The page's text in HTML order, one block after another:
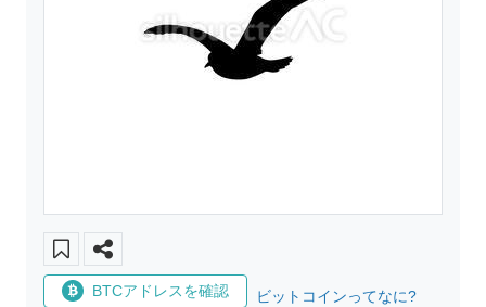
BTCアドレスを確認 ビットコインってなに?